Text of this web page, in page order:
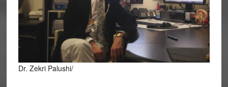
Dr. Zekri Palushi/